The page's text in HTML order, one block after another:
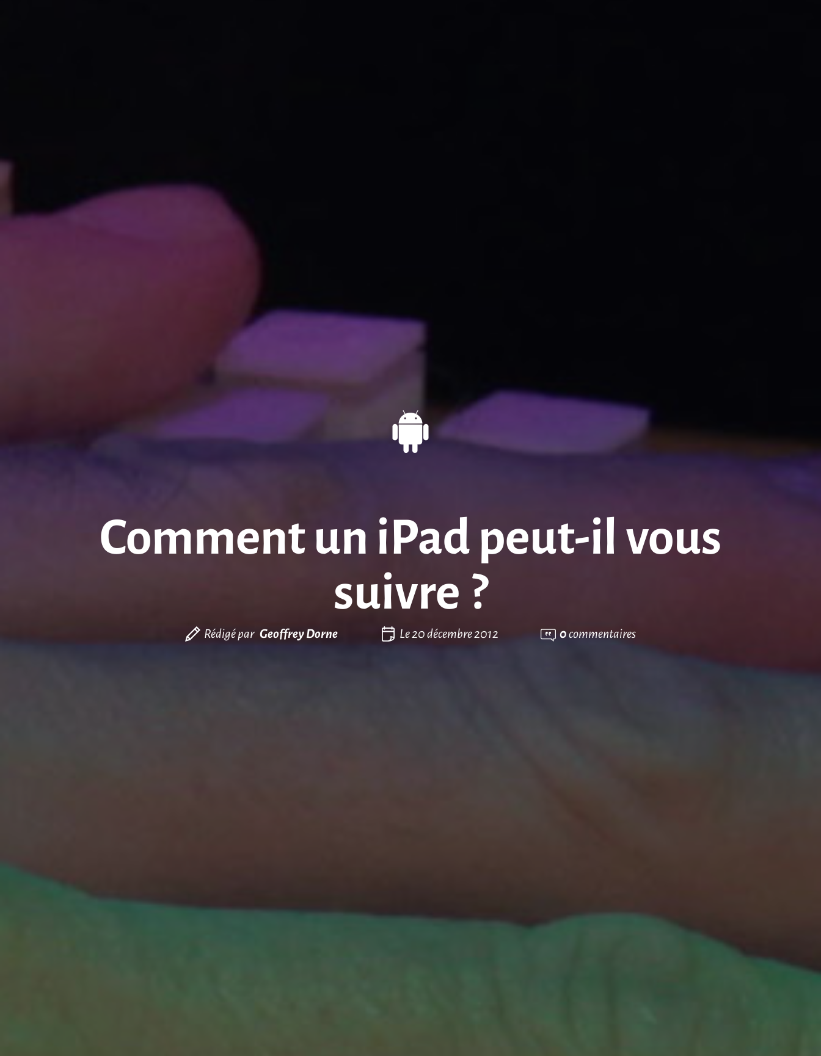
Comment un iPad peut-il vous
suivre ?
Rédigé par Geoffrey Dorne Le20 décembre 2012 0commentaires